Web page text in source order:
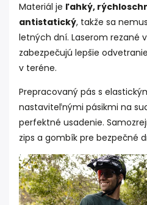
Materiál je ľahký,
antistatický, takže sa
letných dní. Laserom rezané
zabezpečujú lepšie
v teréne.
Prepracovaný pás s
nastaviteľnými pásikmi na
perfektné usadenie.
zips a gombík pre bezpečné